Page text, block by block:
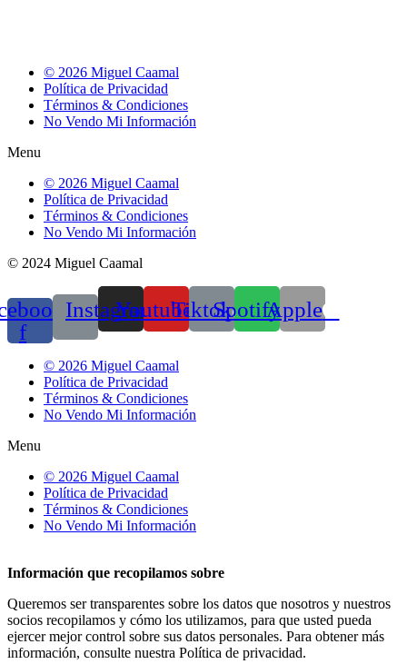
© 2026 Miguel Caamal
Política de Privacidad
Términos & Condiciones
No Vendo Mi Información
Menu
© 2026 Miguel Caamal
Política de Privacidad
Términos & Condiciones
No Vendo Mi Información
© 2024 Miguel Caamal
f
Instagram
YoutubeTiktokSpotifyApple
© 2026 Miguel Caamal
Política de Privacidad
Términos & Condiciones
No Vendo Mi Información
Menu
© 2026 Miguel Caamal
Política de Privacidad
Términos & Condiciones
No Vendo Mi Información
Información que recopilamos sobre
Queremos ser transparentes sobre los datos que nosotros y nuestros
socios recopilamos y cómo los utilizamos, para que usted pueda
ejercer mejor control sobre sus datos personales. Para obtener más
información, consulte nuestra Política de privacidad.